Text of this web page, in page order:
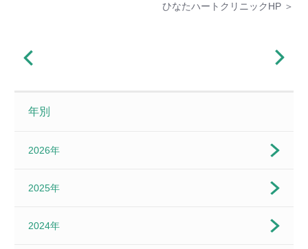
ひなたハートクリニックHP ＞
年別
2026年
2025年
2024年